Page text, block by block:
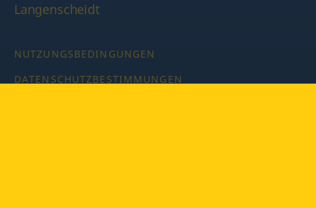
Langenscheidt
NUTZUNGSBEDINGUNGEN
DATENSCHUTZBESTIMMUNGEN